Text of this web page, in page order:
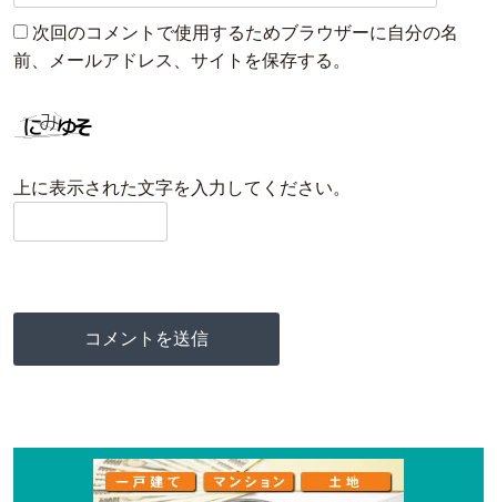
次回のコメントで使用するためブラウザーに自分の名
前、メールアドレス、サイトを保存する。
上に表示された文字を入力してください。